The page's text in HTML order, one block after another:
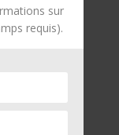
sur
requis).